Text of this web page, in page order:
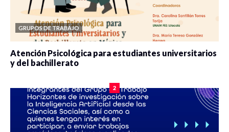
GRUPOS DE TRABAJO
Atención Psicológica para estudiantes universitarios
y del bachillerato
2